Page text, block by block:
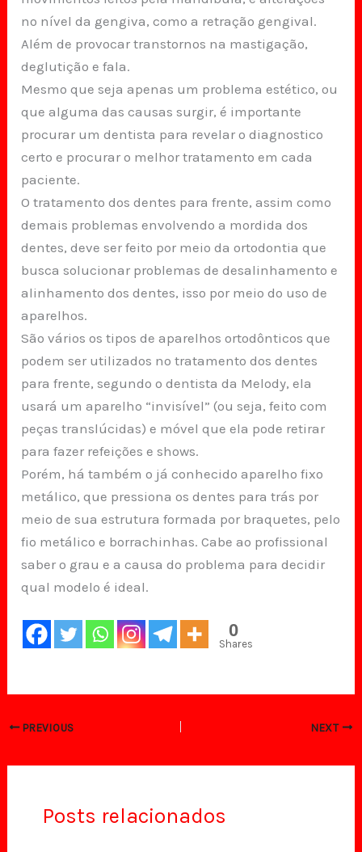
no nível da gengiva, como a retração gengival.
Além de provocar transtornos na mastigação,
deglutição e fala.
Mesmo que seja apenas um problema estético, ou
que alguma das causas surgir, é importante
procurar um dentista para revelar o diagnostico
certo e procurar o melhor tratamento em cada
paciente.
O tratamento dos dentes para frente, assim como
demais problemas envolvendo a mordida dos
dentes, deve ser feito por meio da ortodontia que
busca solucionar problemas de desalinhamento e
alinhamento dos dentes, isso por meio do uso de
aparelhos.
São vários os tipos de aparelhos ortodônticos que
podem ser utilizados no tratamento dos dentes
para frente, segundo o dentista da Melody, ela
usará um aparelho “invisível” (ou seja, feito com
peças translúcidas) e móvel que ela pode retirar
para fazer refeições e shows.
Porém, há também o já conhecido aparelho fixo
metálico, que pressiona os dentes para trás por
meio de sua estrutura formada por braquetes, pelo
fio metálico e borrachinhas. Cabe ao profissional
saber o grau e a causa do problema para decidir
qual modelo é ideal.
0
Shares
PREVIOUS NEXT
Posts relacionados